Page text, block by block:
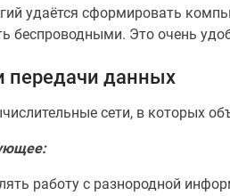
удаётся сформировать
беспроводными. Это очень
передачи данных
сети, в которых
работу с разнородной